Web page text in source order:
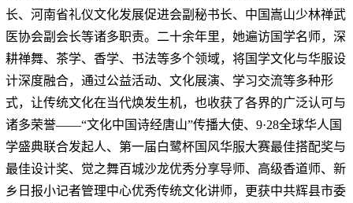
长、河南省礼仪文化发展促进会副秘书长、中国嵩山少林禅武
医协会副会长等诸多职责。二十余年里，她遍访国学名师，深
耕禅舞、茶学、香学、书法等多个领域，将国学文化与华服设
计深度融合，通过公益活动、文化展演、学习交流等多种形
式，让传统文化在当代焕发生机，也收获了各界的广泛认可与
诸多荣誉——“文化中国诗经唐山”传播大使、9·28全球华人国
学盛典联合发起人、第一届白鹭杯国风华服大赛最佳搭配奖与
最佳设计奖、觉之舞百城沙龙优秀分享导师、高级香道师、新
乡日报小记者管理中心优秀传统文化讲师，更获中共辉县市委